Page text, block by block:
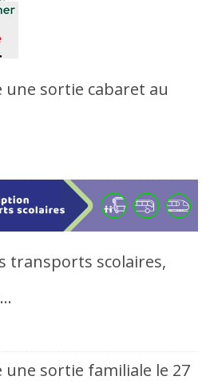
une sortie cabaret au
transports scolaires,
une sortie familiale le 27